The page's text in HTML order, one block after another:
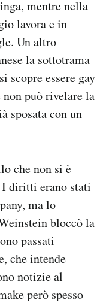
mentre nella
lavora e in
Un altro
la sottotrama
scopre essere gay
può rivelare la
sposata con un
che non si è
I diritti erano stati
ma lo
bloccò la
passati
che intende
notizie al
però spesso